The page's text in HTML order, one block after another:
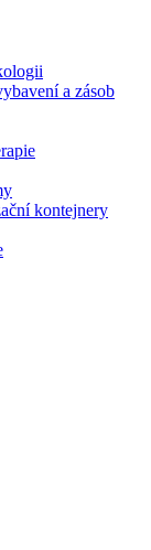
katalog B.
vás. Zvolte
se do naší
a zásob
kontejnery